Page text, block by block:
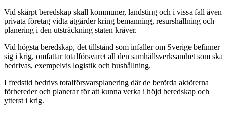
Vid skärpt beredskap skall kommuner, landsting och i vissa fall även
privata företag vidta åtgärder kring bemanning, resurshållning och
planering i den utsträckning staten kräver.
Vid högsta beredskap, det tillstånd som infaller om Sverige befinner
sig i krig, omfattar totalförsvaret all den samhällsverksamhet som ska
bedrivas, exempelvis logistik och hushållning.
I fredstid bedrivs totalförsvarsplanering där de berörda aktörerna
förbereder och planerar för att kunna verka i höjd beredskap och
ytterst i krig.